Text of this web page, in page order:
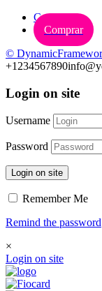
Carrinho
Comprar
©
+1234567890
Login on site
Username
Password
Login on site
Remember Me
Remind the password
×
Login on site